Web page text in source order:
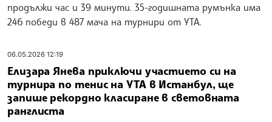
продължи час и 39 минути. 35-годишната румънка има
246 победи в 487 мача на турнири от УТА.
06.05.2026 12:19
Елизара Янева приключи участието си на
турнира по тенис на УТА в Истанбул, ще
запише рекордно класиране в световната
ранглиста